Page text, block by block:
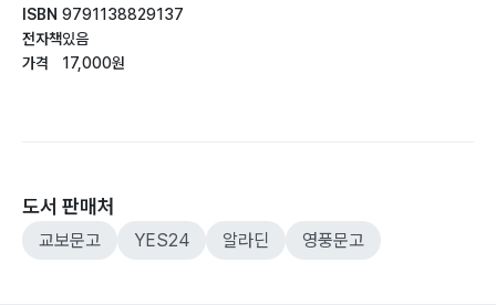
ISBN
전자책
가격
9791138829137
있음
17,000원
도서 판매처
교보문고 YES24 알라딘 영풍문고